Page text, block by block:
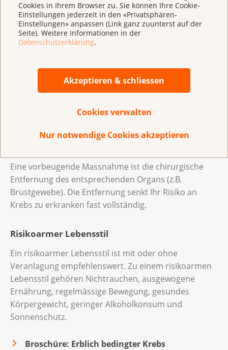
Cookies in Ihrem Browser zu. Sie können Ihre Cookie-
Einstellungen jederzeit in den «Privatsphären-
Einstellungen» anpassen (Link ganz zuunterst auf der
Seite). Weitere Informationen in der
Datenschutzerklärung.
Akzeptieren & schliessen
Cookies verwalten
Nur notwendige Cookies akzeptieren
frühzeitig zu erkennen. Stellen Ärzte Krebs in einem
frühen Krankheitsstadium fest, sind die
Heilungschancen besser.
Für einige Krebsarten wie beispielswiese Brust- oder
Darmkrebs gibt es Untersuchungen zur
Krebs bevor Symptome entstehen.
Eine vorbeugende Massnahme ist die chirurgische
Entfernung des entsprechenden Organs (z.B.
Brustgewebe). Die Entfernung senkt Ihr Risiko an
Krebs zu erkranken fast vollständig.
Risikoarmer Lebensstil
Ein risikoarmer Lebensstil ist mit oder ohne
Veranlagung empfehlenswert. Zu einem risikoarmen
Lebensstil gehören Nichtrauchen, ausgewogene
Ernährung, regelmässige Bewegung, gesundes
Körpergewicht, geringer Alkoholkonsum und
Sonnenschutz.
Broschüre: Erb­lich be­ding­ter Krebs